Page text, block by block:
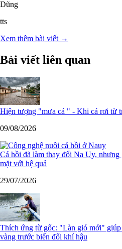
Dũng
tts
Xem thêm bài viết →
Bài viết liên quan
Hiện tượng "mưa cá " - Khi cá rơi từ
09/08/2026
Cá hồi đã làm thay đổi Na Uy,
mặt với hệ quả
29/07/2026
Thích ứng từ gốc: "Làn gió mới"
vàng trước biến đổi khí hậu